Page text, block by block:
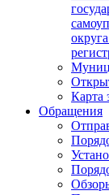
Карта
Обращения